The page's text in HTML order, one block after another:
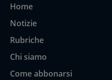
Home
Notizie
Rubriche
Chi siamo
Come abbonarsi